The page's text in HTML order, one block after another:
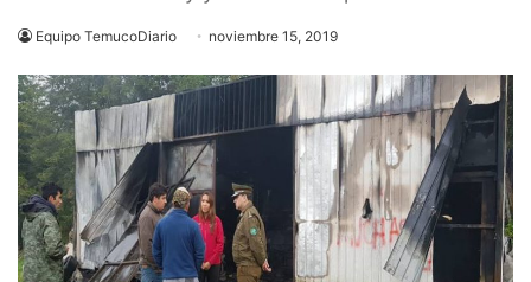
Equipo TemucoDiario noviembre 15, 2019